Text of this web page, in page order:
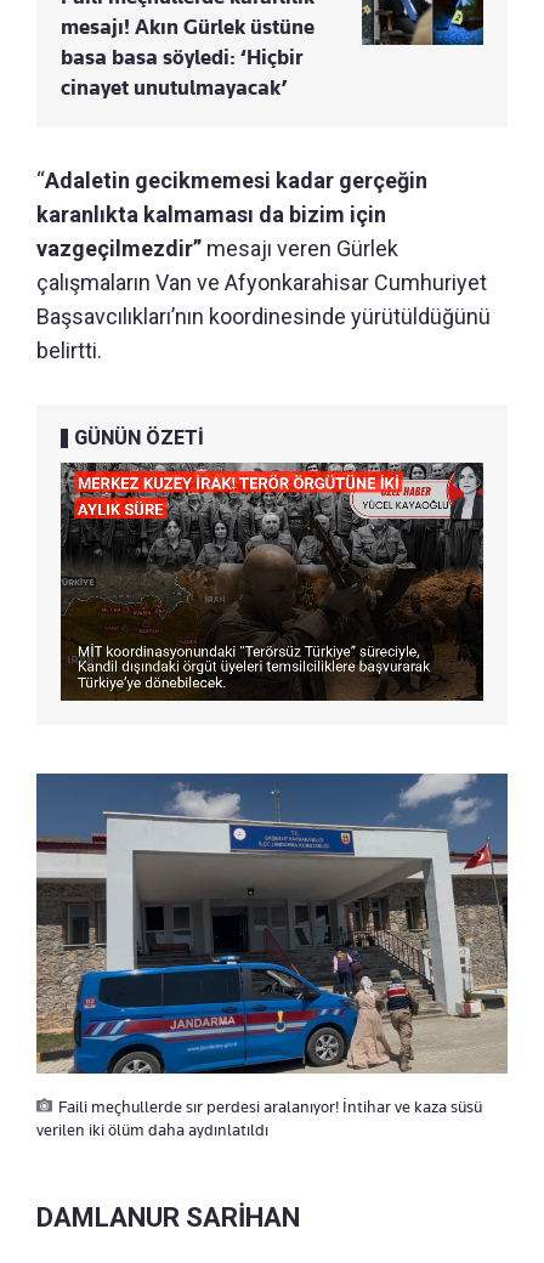
mesajı! Akın Gürlek üstüne
basa basa söyledi: ‘Hiçbir
cinayet unutulmayacak’
“Adaletin gecikmemesi kadar gerçeğin
karanlıkta kalmaması da bizim için
vazgeçilmezdir” mesajı veren Gürlek
çalışmaların Van ve Afyonkarahisar Cumhuriyet
Başsavcılıkları’nın koordinesinde yürütüldüğünü
belirtti.
GÜNÜN ÖZETİ
Faili meçhullerde sır perdesi aralanıyor! İntihar ve kaza süsü
verilen iki ölüm daha aydınlatıldı
DAMLANUR SARİHAN